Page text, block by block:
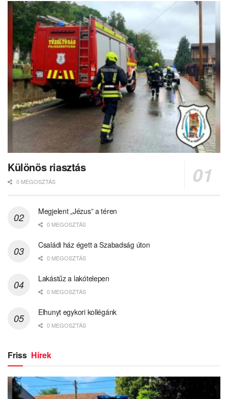
Különös riasztás
0 MEGOSZTÁS
Megjelent „Jézus” a téren
0 MEGOSZTÁS
Családi ház égett a Szabadság úton
0 MEGOSZTÁS
Lakástűz a lakótelepen
0 MEGOSZTÁS
Elhunyt egykori kollégánk
0 MEGOSZTÁS
Friss Hírek